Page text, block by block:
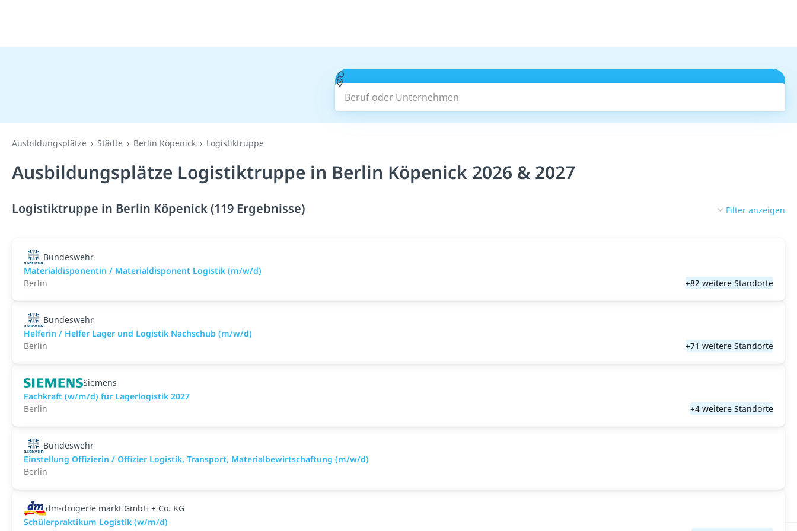
Beruf oder Unternehmen
Ausbildungsplätze Städte Berlin Köpenick Logistiktruppe
Ausbildungsplätze Logistiktruppe in Berlin Köpenick 2026 & 2027
Logistiktruppe in Berlin Köpenick (119 Ergebnisse) Filter anzeigen
Bundeswehr
Materialdisponentin / Materialdisponent Logistik (m/w/d)
Berlin
+82 weitere Standorte
Bundeswehr
Helferin / Helfer Lager und Logistik Nachschub (m/w/d)
Berlin
+71 weitere Standorte
Siemens
Fachkraft (w/m/d) für Lagerlogistik 2027
Berlin
+4 weitere Standorte
Bundeswehr
Einstellung Offizierin / Offizier Logistik, Transport, Materialbewirtschaftung (m/w/d)
Berlin
dm-drogerie markt GmbH + Co. KG
Schülerpraktikum Logistik (w/m/d)